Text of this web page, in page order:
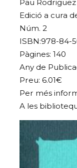
Pau Rodriguez
Edició a cura
Núm. 2
ISBN:978-84-
Pàgines: 140
Any de
Preu: 6.01€
Per més
A les